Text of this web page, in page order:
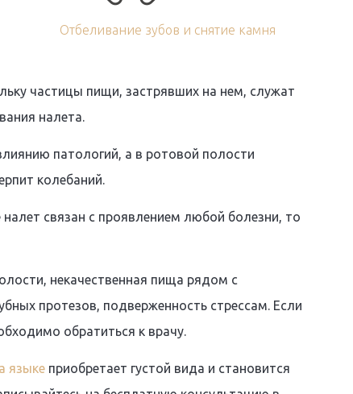
Отбеливание зубов и снятие камня
частицы пищи, застрявших на нем, служат
налета.
патологий, а в ротовой полости
колебаний.
связан с проявлением любой болезни, то
некачественная пища рядом с
протезов, подверженность стрессам. Если
обратиться к врачу.
языкеприобретает густой вида и становится